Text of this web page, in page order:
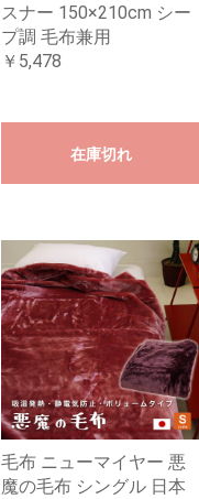
スナー 150×210cm シー
プ調 毛布兼用
￥5,478
在庫切れ
毛布 ニューマイヤー 悪
魔の毛布 シングル 日本